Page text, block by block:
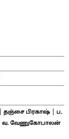
தஞ்சை பிரகாஷ்
ப.
வ. வேணுகோபாலன்